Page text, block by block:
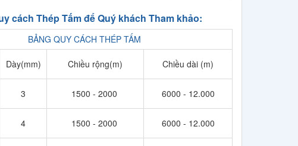
cách Thép Tấm để Quý khách Tham khảo:
BẢNG QUY CÁCH THÉP TẤM
Dày(mm) Chiều rộng(m) Chiều dài (m)
3 1500 - 2000 6000 - 12.000
4 1500 - 2000 6000 - 12.000